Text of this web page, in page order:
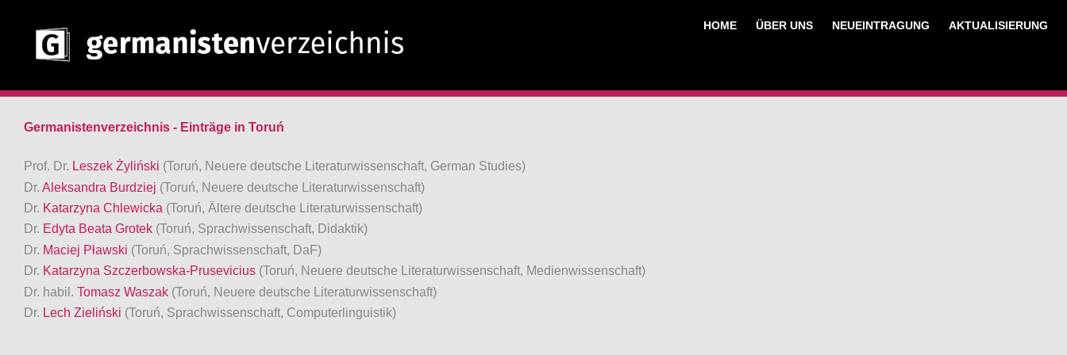
HOME ÜBER UNS NEUEINTRAGUNG AKTUALISIERUNG
Germanistenverzeichnis - Einträge in Toruń
Prof. Dr. Leszek Żyliński (Toruń, Neuere deutsche Literaturwissenschaft, German Studies)
Dr. Aleksandra Burdziej (Toruń, Neuere deutsche Literaturwissenschaft)
Dr. Katarzyna Chlewicka (Toruń, Ältere deutsche Literaturwissenschaft)
Dr. Edyta Beata Grotek (Toruń, Sprachwissenschaft, Didaktik)
Dr. Maciej Pławski (Toruń, Sprachwissenschaft, DaF)
Dr. Katarzyna Szczerbowska-Prusevicius (Toruń, Neuere deutsche Literaturwissenschaft, Medienwissenschaft)
Dr. habil. Tomasz Waszak (Toruń, Neuere deutsche Literaturwissenschaft)
Dr. Lech Zieliński (Toruń, Sprachwissenschaft, Computerlinguistik)